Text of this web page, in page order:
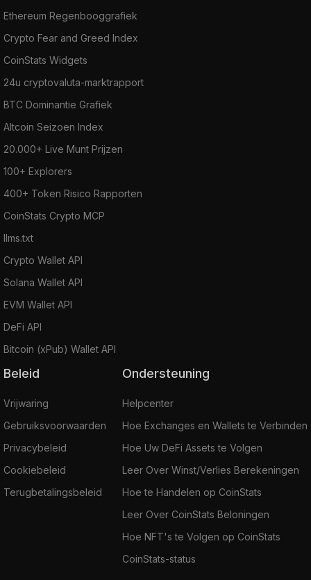
Ethereum Regenbooggrafiek
Crypto Fear and Greed Index
CoinStats Widgets
24u cryptovaluta-marktrapport
BTC Dominantie Grafiek
Altcoin Seizoen Index
20.000+ Live Munt Prijzen
100+ Explorers
400+ Token Risico Rapporten
CoinStats Crypto MCP
llms.txt
Crypto Wallet API
Solana Wallet API
EVM Wallet API
DeFi API
Bitcoin (xPub) Wallet API
Beleid
Vrijwaring
Gebruiksvoorwaarden
Privacybeleid
Cookiebeleid
Terugbetalingsbeleid
Ondersteuning
Helpcenter
Hoe Exchanges en Wallets te Verbinden
Hoe Uw DeFi Assets te Volgen
Leer Over Winst/Verlies Berekeningen
Hoe te Handelen op CoinStats
Leer Over CoinStats Beloningen
Hoe NFT's te Volgen op CoinStats
CoinStats-status